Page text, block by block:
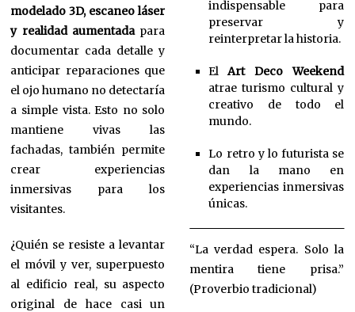
modelado 3D, escaneo láser
y realidad aumentadapara
documentar cada detalle y
anticipar reparaciones que
el ojo humano no detectaría
a simple vista. Esto no solo
mantiene vivas las
fachadas, también permite
crear experiencias
inmersivas para los
visitantes.
¿Quién se resiste a levantar
el móvil y ver, superpuesto
al edificio real, su aspecto
original de hace casi un
indispensable para
preservar y
reinterpretar la historia.
ElArt Deco Weekend
atrae turismo cultural y
creativo de todo el
mundo.
Lo retro y lo futurista se
dan la mano en
experiencias inmersivas
únicas.
“La verdad espera. Solo la
mentira tiene prisa.”
(Proverbio tradicional)